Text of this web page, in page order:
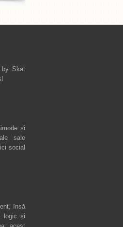
by Skat
și
sale
social
însă
logic și